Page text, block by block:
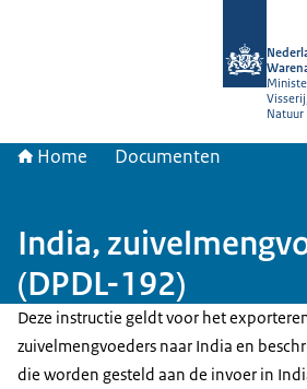
Natuur
Home Documenten
India,
(DPDL-192)
Deze instructie geldt voor het
zuivelmengvoeders naar India en
die worden gesteld aan de invoer in